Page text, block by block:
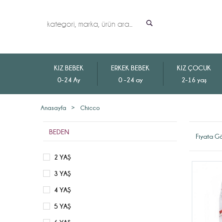
KIZ BEBEK
0-24 Ay
ERKEK BEBEK
0 -24 ay
KIZ ÇOCUK
2-16 yaş
Anasayfa > Chicco
BEDEN
2 YAŞ
3 YAŞ
4 YAŞ
5 YAŞ
Fiyata